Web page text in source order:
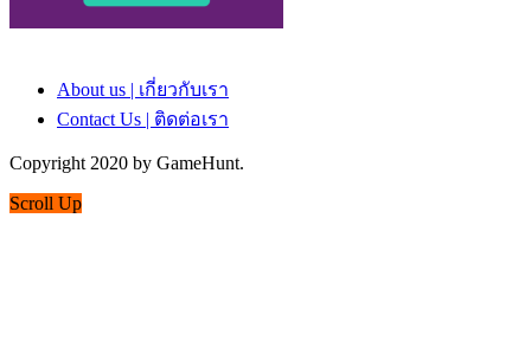
About us | เกี่ยวกับเรา
Contact Us | ติดต่อเรา
Copyright 2020 by GameHunt.
Scroll Up